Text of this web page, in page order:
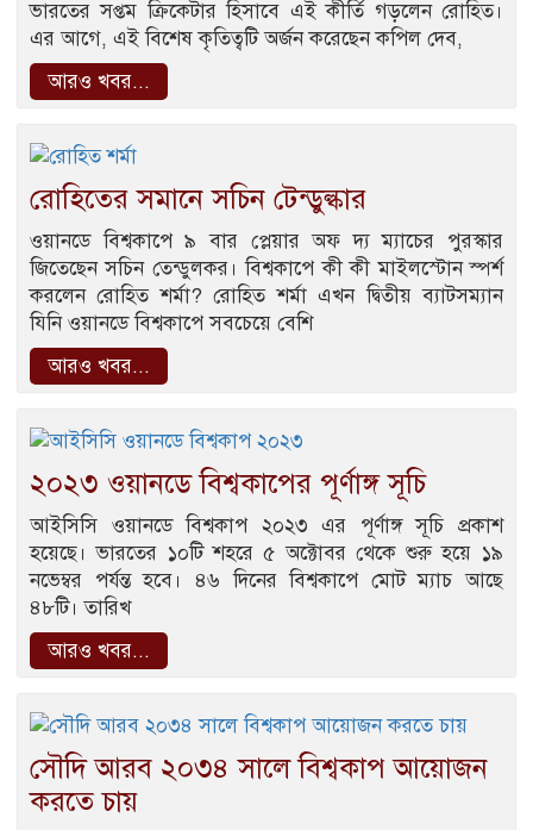
ভারতের সপ্তম ক্রিকেটার হিসাবে এই কীর্তি গড়লেন রোহিত।
এর আগে, এই বিশেষ কৃতিত্বটি অর্জন করেছেন কপিল দেব,
আরও খবর...
রোহিতের সমানে সচিন টেন্ডুল্কার
ওয়ানডে বিশ্বকাপে ৯ বার প্লেয়ার অফ দ্য ম্যাচের পুরস্কার
জিতেছেন সচিন তেন্ডুলকর। বিশ্বকাপে কী কী মাইলস্টোন স্পর্শ
করলেন রোহিত শর্মা? রোহিত শর্মা এখন দ্বিতীয় ব্যাটসম্যান
যিনি ওয়ানডে বিশ্বকাপে সবচেয়ে বেশি
আরও খবর...
২০২৩ ওয়ানডে বিশ্বকাপের পূর্ণাঙ্গ সূচি
আইসিসি ওয়ানডে বিশ্বকাপ ২০২৩ এর পূর্ণাঙ্গ সূচি প্রকাশ
হয়েছে। ভারতের ১০টি শহরে ৫ অক্টোবর থেকে শুরু হয়ে ১৯
নভেম্বর পর্যন্ত হবে। ৪৬ দিনের বিশ্বকাপে মোট ম্যাচ আছে
৪৮টি। তারিখ
আরও খবর...
সৌদি আরব ২০৩৪ সালে বিশ্বকাপ আয়োজন
করতে চায়